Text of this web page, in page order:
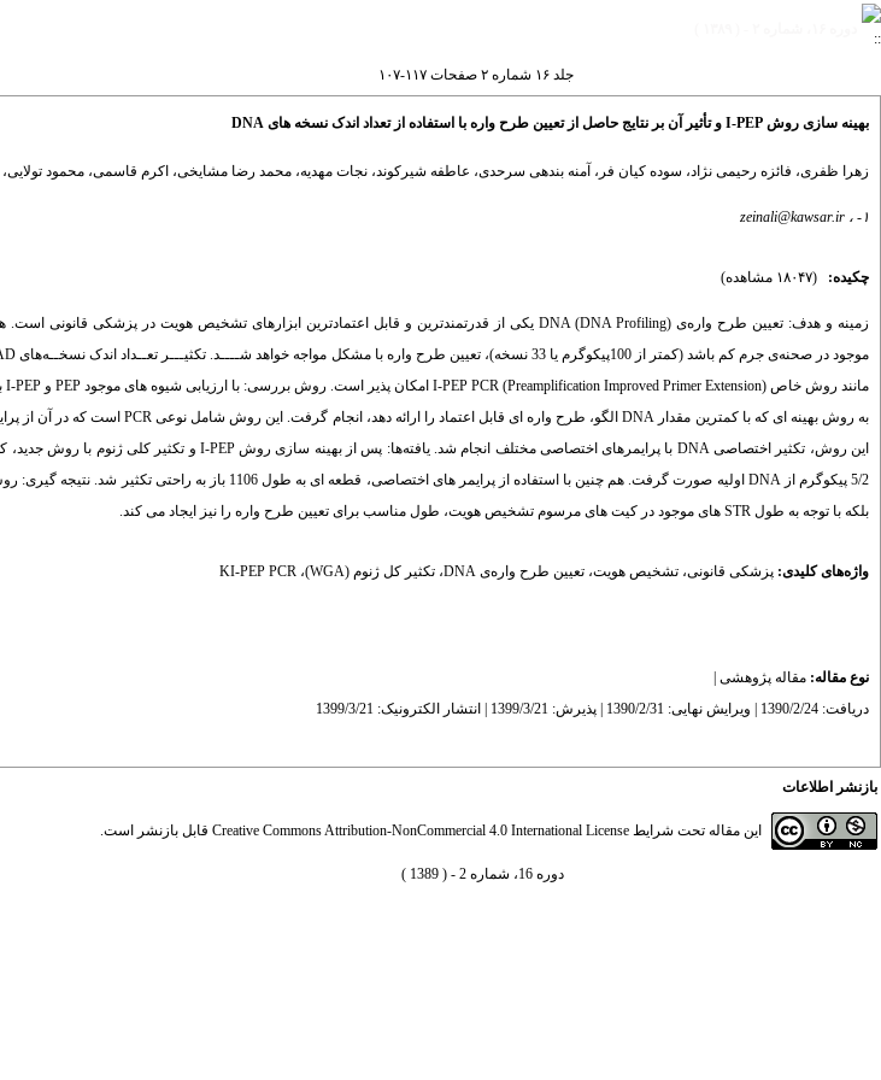
جلد ۱۶ شماره ۲ صفحات ۱۱۷-۱۰۷
بهینه سازی روش I-PEP و تأثیر آن بر نتایج حاصل از تعیین طرح واره با استفاده از تعداد اندک نسخه های DNA
زهرا ظفری، فائزه رحیمی نژاد، سوده کیان فر ، آمنه بندهی سرحدی، عاطفه شیرکوند، نجات مهدیه، محمد رضا مشایخی، اکرم قاسمی، محمود تولایی،
۱- ، zeinali@kawsar.ir
چکیده: (۱۸۰۴۷ مشاهده)
بلکه با توجه به طول STR های موجود در کیت های مرسوم تشخیص هویت، طول مناسب برای تعیین طرح واره را نیز ایجاد می کند.
واژه‌های کلیدی: پزشکی قانونی، تشخیص هویت، تعیین طرح واره‌ی DNA، تکثیر کل ژنوم (WGA)، KI-PEP PCR
نوع مقاله: مقاله پژوهشی
دریافت: 1390/2/24 | ویرایش نهایی: 1390/2/31 | پذیرش: 1399/3/21 | انتشار الکترونیک: 1399/3/21
بازنشر اطلاعات
این مقاله تحت شرایط Creative Commons Attribution-NonCommercial 4.0 International License قابل بازنشر است.
دوره 16، شماره 2 - ( 1389 )